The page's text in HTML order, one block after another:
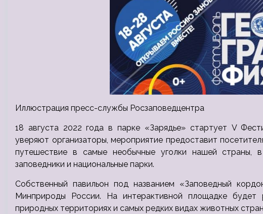
Иллюстрация пресс-службы Росзаповедцентра
18 августа 2022 года в парке «Зарядье» стартует V
уверяют организаторы, мероприятие предоставит
путешествие в самые необычные уголки нашей страны,
заповедники и национальные парки.
Собственный павильон под названием «Заповедный
Минприроды России. На интерактивной площадке
природных территориях и самых редких видах животных